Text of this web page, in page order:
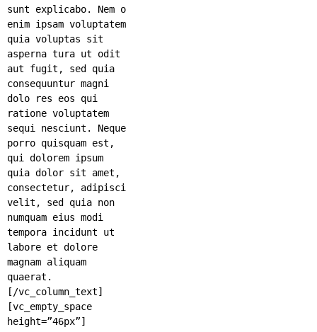
sunt explicabo. Nem o
enim ipsam voluptatem
quia voluptas sit
asperna tura ut odit
aut fugit, sed quia
consequuntur magni
dolo res eos qui
ratione voluptatem
sequi nesciunt. Neque
porro quisquam est,
qui dolorem ipsum
quia dolor sit amet,
consectetur, adipisci
velit, sed quia non
numquam eius modi
tempora incidunt ut
labore et dolore
magnam aliquam
quaerat.
[/vc_column_text]
[vc_empty_space
height=”46px”]